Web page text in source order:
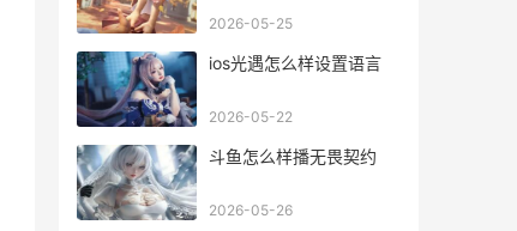
2026-05-25
ios光遇怎么样设置语言
2026-05-22
斗鱼怎么样播无畏契约
2026-05-26